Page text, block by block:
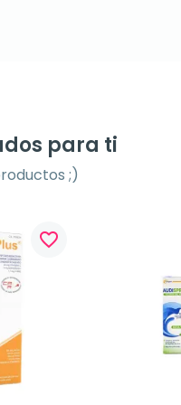
para ti
;)
favorite_border